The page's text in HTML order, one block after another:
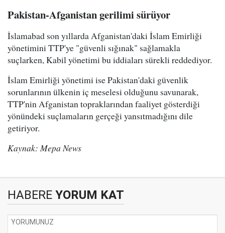
Pakistan-Afganistan gerilimi sürüyor
İslamabad son yıllarda Afganistan'daki İslam Emirliği
yönetimini TTP'ye "güvenli sığınak" sağlamakla
suçlarken, Kabil yönetimi bu iddiaları sürekli reddediyor.
İslam Emirliği yönetimi ise Pakistan'daki güvenlik
sorunlarının ülkenin iç meselesi olduğunu savunarak,
TTP'nin Afganistan topraklarından faaliyet gösterdiği
yönündeki suçlamaların gerçeği yansıtmadığını dile
getiriyor.
Kaynak: Mepa News
HABERE YORUM KAT